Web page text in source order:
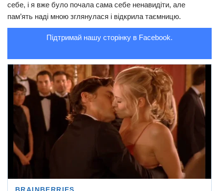
Культура
Шоу-біз
себе, і я вже було почала сама себе ненавидіти, але
пам’ять наді мною зглянулася і відкрила таємницю.
Підтримай нашу сторінку в Facebook.